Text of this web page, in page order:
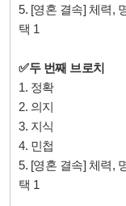
5. [영혼 결속] 체력,
택 1
✅두 번째 브로치
1. 정확
2. 의지
3. 지식
4. 민첩
5. [영혼 결속] 체력,
택 1